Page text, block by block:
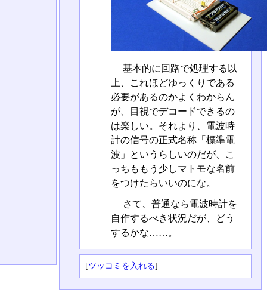
基本的に回路で処理する以
上、これほどゆっくりである
必要があるのかよくわからん
が、目視でデコードできるの
は楽しい。それより、電波時
計の信号の正式名称「標準電
波」というらしいのだが、こ
っちももう少しマトモな名前
をつけたらいいのにな。
さて、普通なら電波時計を
自作するべき状況だが、どう
するかな……。
[ツッコミを入れる]